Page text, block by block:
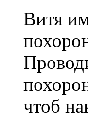
Витя
чтоб